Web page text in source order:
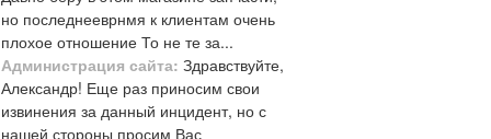
но последнееврнмя к клиентам очень
плохое отношение То не те за...
Администрация сайта: Здравствуйте,
Александр! Еще раз приносим свои
извинения за данный инцидент, но с
нашей стороны просим Вас